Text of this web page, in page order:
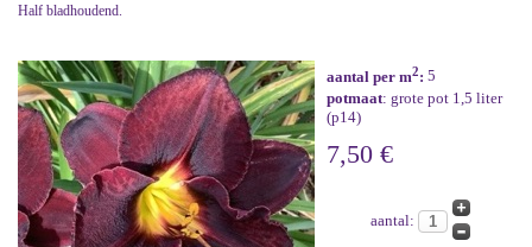
Half bladhoudend.
aantal per m2: 5
potmaat: grote pot 1,5 liter
(p14)
7,50 €
aantal: